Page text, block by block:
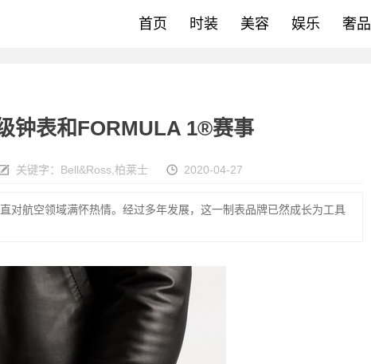
首页 时装 美容 娱乐 奢品
钟表和FORMULA 1®赛事
关键字： Bell&Ross 柏莱士 2020-04-27
对航空领域满怀热情。经过多年发展，这一制表品牌已然成长为工具